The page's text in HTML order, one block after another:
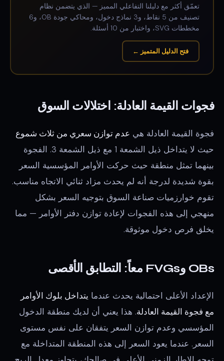
تعمّق أكثر مع دليلنا التفاعلي المميز — الذي يتضمن نظام
تصنيف من 5 نقاط، و3 نماذج دخول، ومحاكي جودة OB، و6
مخططات SVG، واختبار من 10 أسئلة.
فتح الدليل المتميز ←
فجوات القيمة العادلة: اختلالات السوق
فجوة القيمة العادلة هي عدم توازن سعري من ثلاث شموع
حيث لا يتداخل ذيل الشمعة 1 مع ذيل الشمعة 3. الفجوة
بينهما تمثل منطقة حيث حركت الأوامر المؤسسية السعر
بقوة شديدة لدرجة أنه لم يحدث مزاد ثنائي الاتجاه مناسب.
تقوم خوارزميات صناعة السوق بتوجيه السعر بشكل
منهجي إلى هذه الفجوات لإعادة توازن دفتر الأوامر — مما
يخلق فرص دخول موثوقة.
OBs وFVGs معاً: التطابق الأقصى
الإعداد الأعلى احتمالية يحدث عندما يتداخل بلوك الأوامر
مع فجوة القيمة العادلة. هذا يعني أن لديك منطقة الدخول
المؤسسي وعدم توازن السعر يتفقان على نفس مستوى
السعر. عندما يعود السعر إلى هذه المنطقة المتداخلة مع